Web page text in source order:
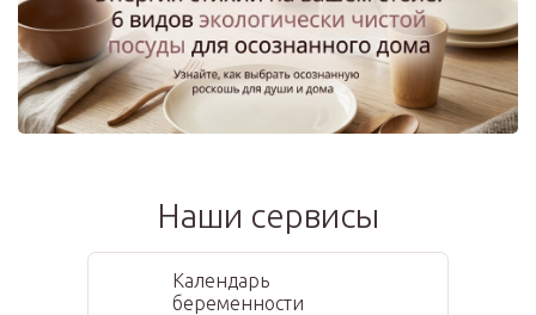
Наши сервисы
Календарь
беременности